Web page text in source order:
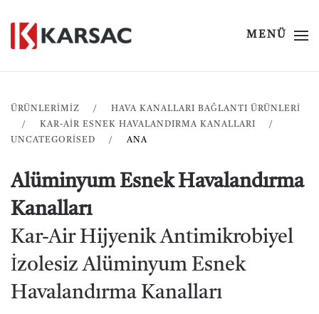
MENÜ
ÜRÜNLERİMİZ
HAVA KANALLARI BAĞLANTI ÜRÜNLERI
KAR-AIR ESNEK HAVALANDIRMA KANALLARI
UNCATEGORISED
ANA
Alüminyum Esnek Havalandırma
Kanalları
Kar-Air Hijyenik Antimikrobiyel
İzolesiz Alüminyum Esnek
Havalandırma Kanalları